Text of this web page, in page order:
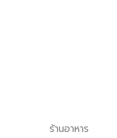
ร้านอาหาร